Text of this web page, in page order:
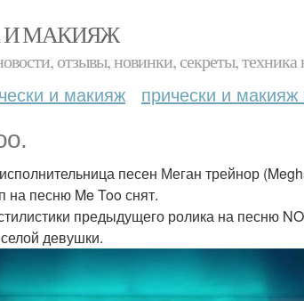
И МАКИЯЖ
отзывы, новинки, секреты, техника
и макияж прически и
песен Меган трейнор
на песню Me Too снят.
предыдущего ролика на песню
девушки.